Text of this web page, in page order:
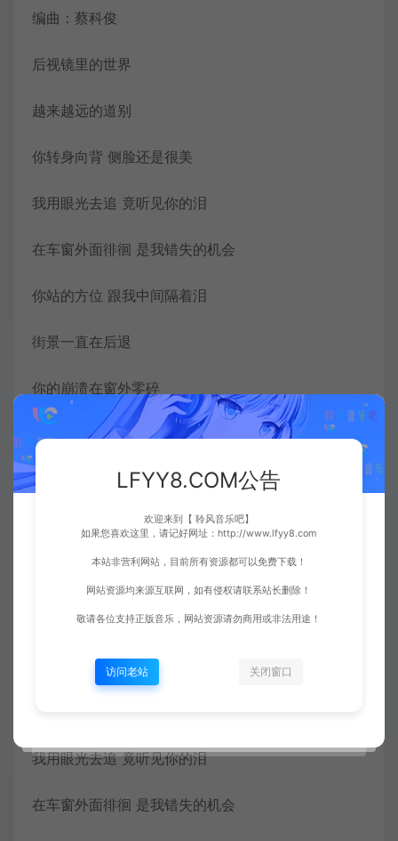
编曲：蔡科俊
后视镜里的世界
越来越远的道别
你转身向背 侧脸还是很美
我用眼光去追 竟听见你的泪
在车窗外面徘徊 是我错失的机会
你站的方位 跟我中间隔着泪
街景一直在后退
你的崩溃在窗外零碎
我一路向北 离开有你的季节
你说你好累 已无法再爱上谁
风在山路吹
细数惭愧 我伤你几回
后视镜里的世界 越来越远的道别
我用眼光去追 竟听见你的泪
在车窗外面徘徊 是我错失的机会
LFYY8.COM公告
欢迎来到【 聆风音乐吧】
如果您喜欢这里，请记好网址：http://www.lfyy8.com
本站非营利网站，目前所有资源都可以免费下载！
网站资源均来源互联网，如有侵权请联系站长删除！
敬请各位支持正版音乐，网站资源请勿商用或非法用途！
访问老站 关闭窗口